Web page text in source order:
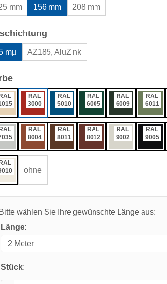
mm 156 mm 208 mm
mµ AZ185, AluZink
auswählen
RAL
RAL
3000
RAL
5010
RAL
6005
RAL
6009
RAL
6011
RAL
RAL
8004
RAL
8011
RAL
8012
RAL
9002
RAL
9005
RAL
ohne
Bitte wählen Sie Ihre gewünschte Länge aus:
Länge:
Stück: